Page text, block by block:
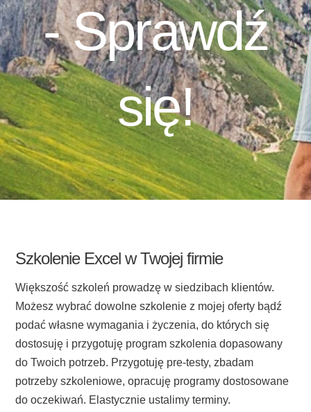
-Sprawdź
się!
Szkolenie Excel w Twojej firmie
Większość szkoleń prowadzę w siedzibach klientów.
Możesz wybrać dowolne szkolenie z mojej oferty bądź
podać własne wymagania i życzenia, do których się
dostosuję i przygotuję program szkolenia dopasowany
do Twoich potrzeb. Przygotuję pre-testy, zbadam
potrzeby szkoleniowe, opracuję programy dostosowane
do oczekiwań. Elastycznie ustalimy terminy.